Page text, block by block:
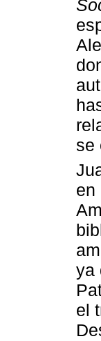
se
en
ya
el